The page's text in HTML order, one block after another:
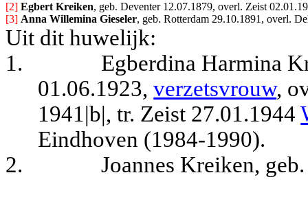
[2] Egbert Kreiken, geb. Deventer 12.07.1879, overl. Zeist
[3] Anna Willemina Gieseler, geb. Rotterdam 29.10.1891, overl.
Uit dit huwelijk:
1.
Egberdina Harmina
01.06.1923,verzetsvrouw,
1941|b|, tr. Zeist 27.01.1944
Eindhoven (1984-1990).
2.
Joannes Kreiken,